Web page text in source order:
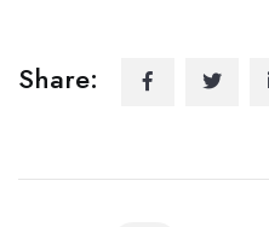
Share: